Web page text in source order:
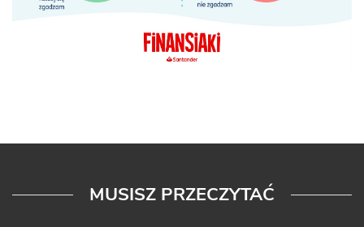
MUSISZ PRZECZYTAĆ